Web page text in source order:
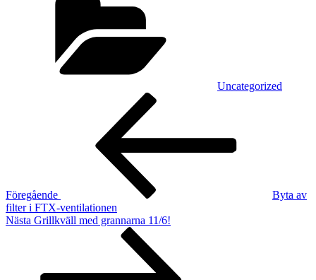
Uncategorized
Inläggsnavigering
Föregående
Byta av
filter i FTX-ventilationen
Nästa
Nästa Grillkväll med grannarna 11/6!